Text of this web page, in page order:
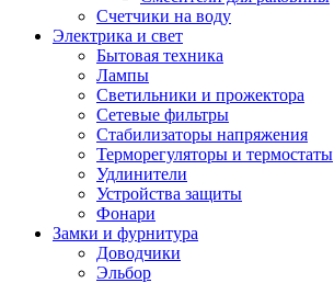
Счетчики на воду
Электрика и свет
Бытовая техника
Лампы
Светильники и прожектора
Сетевые фильтры
Стабилизаторы напряжения
Терморегуляторы и термостаты
Удлинители
Устройства защиты
Фонари
Замки и фурнитура
Доводчики
Эльбор